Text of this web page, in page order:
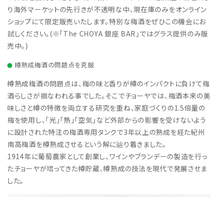
り海外マーケットの先行きが不透明な中、現在庫のみをオンライン
ショップにて限定販売いたします。特別な梅酒をぜひこの機会にお
試しください。(※「The CHOYA 銀座 BAR」ではグラス提供のみ販
売中。)
樽熟成梅酒の問題点を克服
樽熟成梅酒の問題点は、梅の味と香りが樽のインパクトに負けて梅
酒らしさが損なわれる事でした。そこでチョーヤでは、梅酒本来の美
味しさと樽の特徴を両立する研究を重ね、家庭づくりの1.5倍量の
梅を使用し、「光」「熱」「空気」など外部からの影響を受けないよう
に設計された特注の梅酒専用タンクで3年以上の熟成を経た紀州
南高梅酒を樽熟成させるという解に辿り着きました。
1914年に葡萄農家として創業し、ワインやブランデーの製造を行っ
たチョーヤが培ってきた樽貯蔵、樽熟成の技法を現代で発展させま
した。